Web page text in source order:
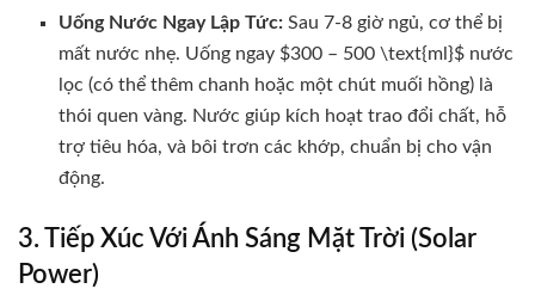
Uống Nước Ngay Lập Tức: Sau 7-8 giờ ngủ, cơ thể bị
mất nước nhẹ. Uống ngay $300 – 500 \text{ml}$ nước
lọc (có thể thêm chanh hoặc một chút muối hồng) là
thói quen vàng. Nước giúp kích hoạt trao đổi chất, hỗ
trợ tiêu hóa, và bôi trơn các khớp, chuẩn bị cho vận
động.
3. Tiếp Xúc Với Ánh Sáng Mặt Trời (Solar
Power)